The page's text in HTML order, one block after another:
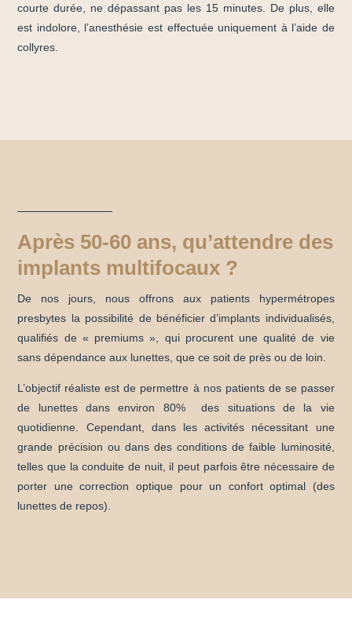
courte durée, ne dépassant pas les 15 minutes. De plus, elle
est indolore, l’anesthésie est effectuée uniquement à l’aide de
collyres.
Après 50-60 ans, qu’attendre des
implants multifocaux ?
De nos jours, nous offrons aux patients hypermétropes
presbytes la possibilité de bénéficier d’implants individualisés,
qualifiés de « premiums », qui procurent une qualité de vie
sans dépendance aux lunettes, que ce soit de près ou de loin.
L’objectif réaliste est de permettre à nos patients de se passer
de lunettes dans environ 80% des situations de la vie
quotidienne. Cependant, dans les activités nécessitant une
grande précision ou dans des conditions de faible luminosité,
telles que la conduite de nuit, il peut parfois être nécessaire de
porter une correction optique pour un confort optimal (des
lunettes de repos).